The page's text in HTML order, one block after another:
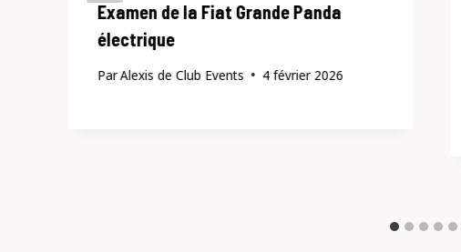
Examen de la Fiat Grande Panda
électrique
ParAlexis de Club Events 4 février 2026